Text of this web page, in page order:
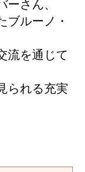
さん、
ブルーノ・
流を通じて
られる充実